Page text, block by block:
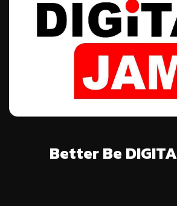
Better Be